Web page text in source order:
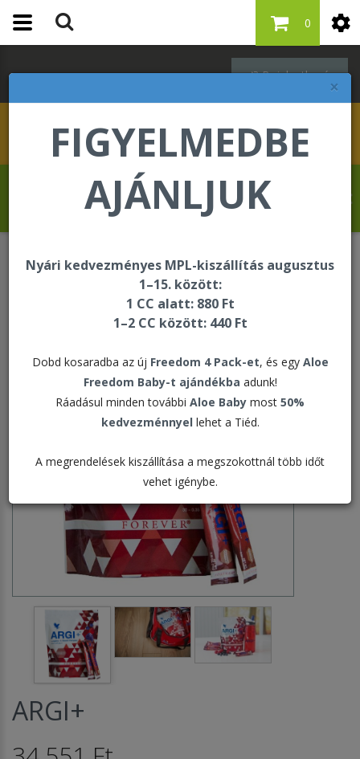
×
FIGYELMEDBE
AJÁNLJUK
Nyári kedvezményes MPL-kiszállítás augusztus
1–15. között:
1 CC alatt: 880 Ft
1–2 CC között: 440 Ft
Dobd kosaradba az új Freedom 4 Pack-et, és egy Aloe
Freedom Baby-t ajándékba adunk!
Ráadásul minden további Aloe Baby most 50%
kedvezménnyel lehet a Tiéd.
A megrendelések kiszállítása a megszokottnál több időt
vehet igénybe.
Bejelentkezés
0
Drevet Fabrice üdvözli Önt a Forever
Living internetes áruházában!
Lendületes életmód ARGI+
ARGI+